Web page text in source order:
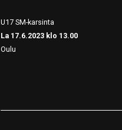
U17 SM-karsinta
La 17.6.2023 klo 13.00
Oulu